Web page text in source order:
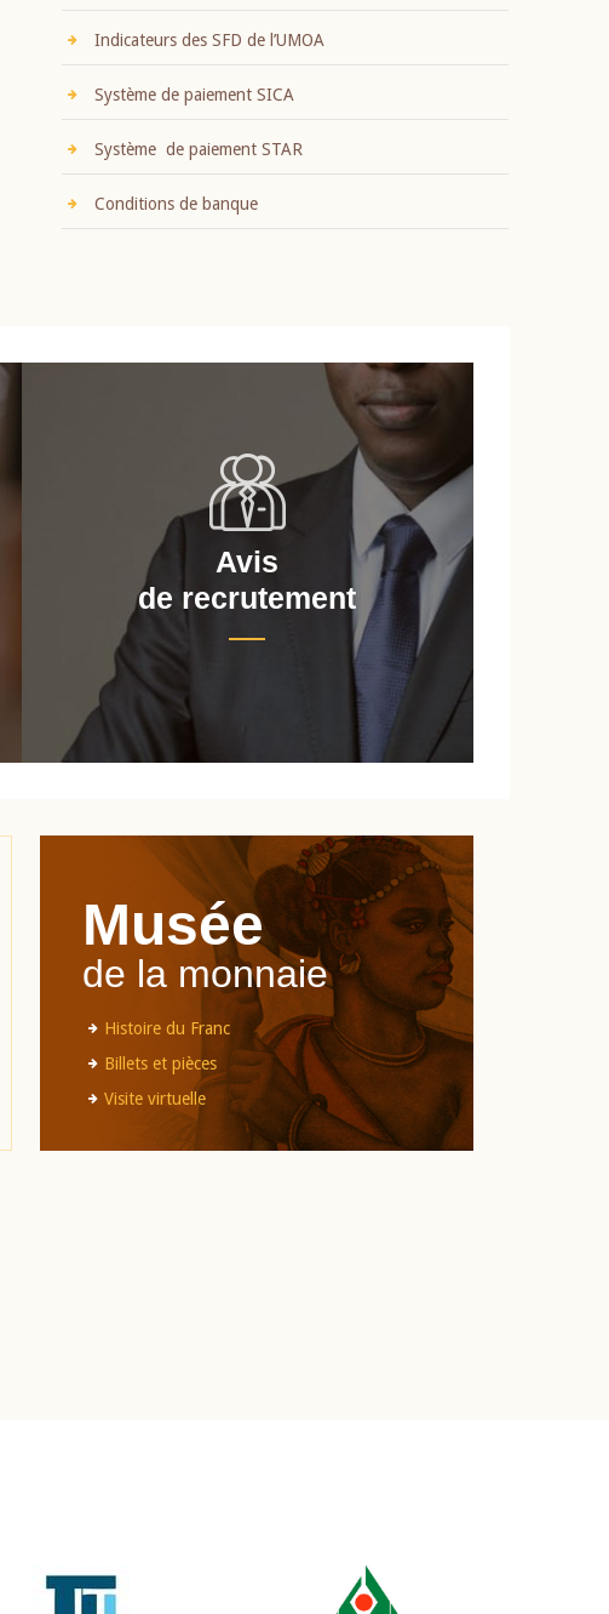
Indicateurs des SFD de l’UMOA
Système de paiement SICA
Système de paiement STAR
Conditions de banque
Avis
de recrutement
Musée
de la monnaie
Histoire du Franc
Billets et pièces
Visite virtuelle